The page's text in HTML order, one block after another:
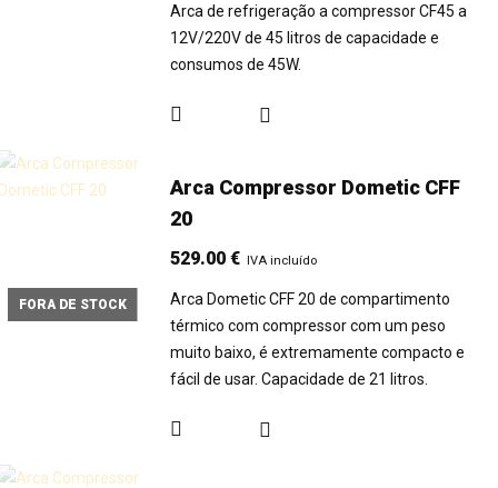
Arca de refrigeração a compressor CF45 a
12V/220V de 45 litros de capacidade e
consumos de 45W.
FORA DE STOCK
Arca Compressor Dometic CFF
20
529.00€ IVA incluído
Arca Dometic CFF 20 de compartimento
térmico com compressor com um peso
muito baixo, é extremamente compacto e
fácil de usar. Capacidade de 21 litros.